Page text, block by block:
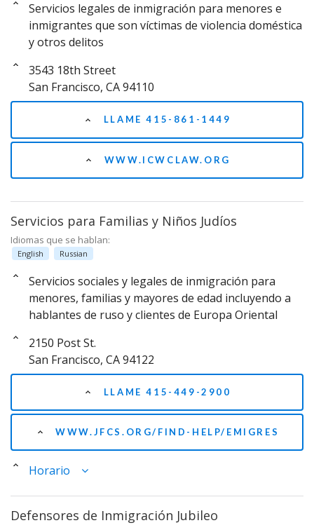
Servicios legales de inmigración para menores e
inmigrantes que son víctimas de violencia doméstica
y otros delitos
3543 18th Street
San Francisco, CA 94110
LLAME 415-861-1449
WWW.ICWCLAW.ORG
Servicios para Familias y Niños Judíos
Idiomas que se hablan:
English Russian
Servicios sociales y legales de inmigración para
menores, familias y mayores de edad incluyendo a
hablantes de ruso y clientes de Europa Oriental
2150 Post St.
San Francisco, CA 94122
LLAME 415-449-2900
WWW.JFCS.ORG/FIND-HELP/EMIGRES
Horario
Defensores de Inmigración Jubileo